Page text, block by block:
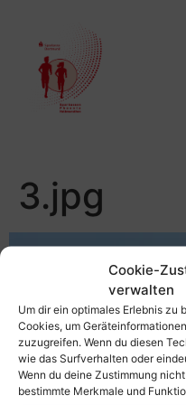
Cookie-
verwalten
Um dir ein optimales Erlebnis
Cookies, um
zuzugreifen. Wenn du diesen
wie das Surfverhalten oder
Wenn du deine Zustimmung
bestimmte Merkmale und
3.jpg